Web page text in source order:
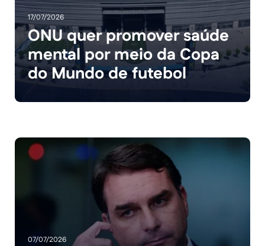
17/07/2026
ONU quer promover saúde
mental por meio da Copa
do Mundo de futebol
07/07/2026